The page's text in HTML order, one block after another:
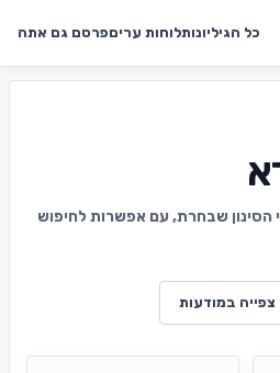
כל הגיליונותלוחות עריםפרסם גם אתה
הסינון שבחרת, עם אפשרות לחיפוש
צפייה במודעות